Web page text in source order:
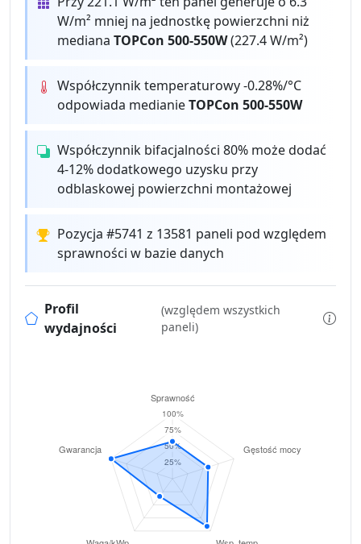
W/m² mniej na jednostkę powierzchni niż
medianaTOPCon 500-550W(227.4 W/m²)
Współczynnik temperaturowy -0.28%/°C
odpowiada medianieTOPCon 500-550W
Współczynnik bifacjalności 80% może dodać
4-12% dodatkowego uzysku przy
odblaskowej powierzchni montażowej
Pozycja #5741 z 13581 paneli pod względem
sprawności w bazie danych
Profil
wydajności
(względem wszystkich
paneli)